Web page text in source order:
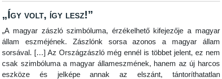
„Így volt, így lesz!”
„A magyar zászló szimbóluma, érzékelhető kifejezője a magyar
állam eszméjének. Zászlónk sorsa azonos a magyar állam
sorsával. […] Az Országzászló még ennél is többet jelent, ez nem
csak szimbóluma a magyar állameszmének, hanem az új harcos
eszköze és jelképe annak az elszánt, tántoríthatatlan